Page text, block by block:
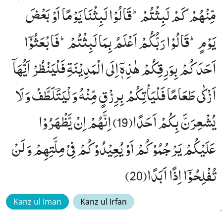
مِّنْهُمْ كَمْ لَبِثْتُمْؕ-قَالُوْا لَبِثْنَا یَوْمًا اَوْ بَعْضَ
یَوْمٍؕ-قَالُوْا رَبُّكُمْ اَعْلَمُ بِمَا لَبِثْتُمْؕ-فَابْعَثُوْۤا
اَحَدَكُمْ بِوَرِقِكُمْ هٰذِهٖۤ اِلَى الْمَدِیْنَةِ فَلْیَنْظُرْ اَیُّهَاۤ
اَزْكٰى طَعَامًا فَلْیَاْتِكُمْ بِرِزْقٍ مِّنْهُ وَ لْیَتَؔلَطَّفْ وَ لَا
یُشْعِرَنَّ بِكُمْ اَحَدًا(19) اِنَّهُمْ اِنْ یَّظْهَرُوْا
عَلَیْكُمْ یَرْجُمُوْكُمْ اَوْ یُعِیْدُوْكُمْ فِیْ مِلَّتِهِمْ وَ لَنْ
تُفْلِحُوْۤا اِذًا اَبَدًا(20)
Kanz ul Iman Kanz ul Irfan